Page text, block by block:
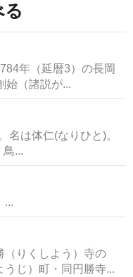
年（延暦3）の長岡
始（諸説が...
名は体仁(なりひと)。
...
...
（りくしよう）寺の
じ）町・同円勝寺...